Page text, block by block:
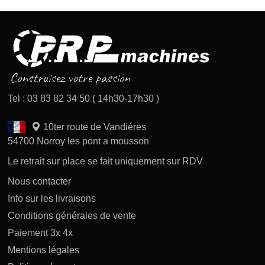
Tel : 03 83 82 34 50 ( 14h30-17h30 )
10ter route de Vandiéres
54700 Norroy les pont a mousson
Le retrait sur place se fait uniquement sur RDV
Nous contacter
Info sur les livraisons
Conditions générales de vente
Paiement 3x 4x
Mentions légales